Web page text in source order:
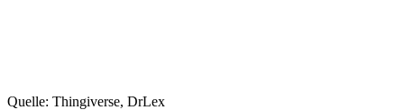
Quelle: Thingiverse, DrLex